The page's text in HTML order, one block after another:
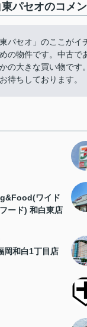
パセオのコメ
東パセオ」のここが
の物件です。中古
の大きな買い物で
待ちしております。
ワイド
ード) 和白東店
岡和白1丁目店